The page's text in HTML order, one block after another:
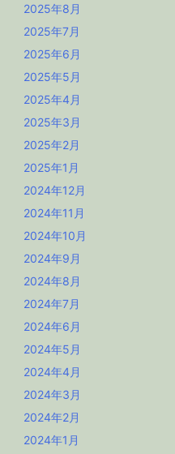
2025年8月
2025年7月
2025年6月
2025年5月
2025年4月
2025年3月
2025年2月
2025年1月
2024年12月
2024年11月
2024年10月
2024年9月
2024年8月
2024年7月
2024年6月
2024年5月
2024年4月
2024年3月
2024年2月
2024年1月